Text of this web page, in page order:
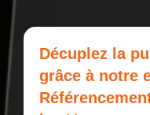
Décuplez la
grâce à notre